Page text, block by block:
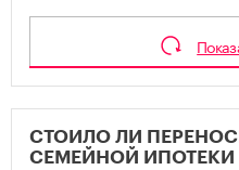
СТОИЛО ЛИ
СЕМЕЙНОЙ ИПОТЕКИ